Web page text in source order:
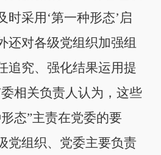
时采用‘第一种形态’启
还对各级党组织加强组
追究、强化结果运用提
相关负责人认为，这些
态”主责在党委的要
党组织、党委主要负责